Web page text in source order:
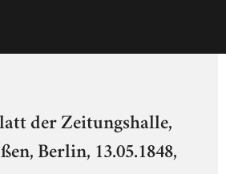
der Zeitungshalle,
Berlin, 13.05.1848,